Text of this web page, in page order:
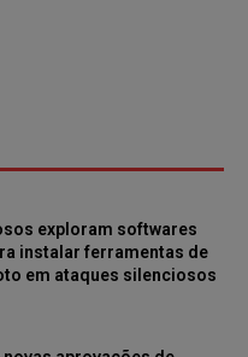
exploram softwares
instalar ferramentas de
em ataques silenciosos